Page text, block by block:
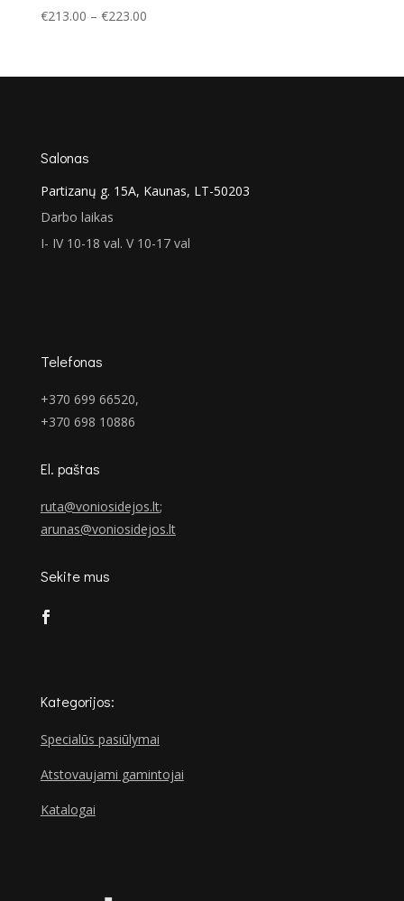
€213.00 – €223.00Price
through
Salonas
Partizanų g. 15A, Kaunas, LT-50203
Darbo laikas
I- IV 10-18 val. V 10-17 val
Telefonas
+370 699 66520,
+370 698 10886
El. paštas
ruta@voniosidejos.lt;
arunas@voniosidejos.lt
Sekite mus
Kategorijos:
Specialūs pasiūlymai
Atstovaujami gamintojai
Katalogai